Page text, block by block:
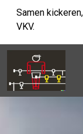
naar
inhoud
Samen
VKV.